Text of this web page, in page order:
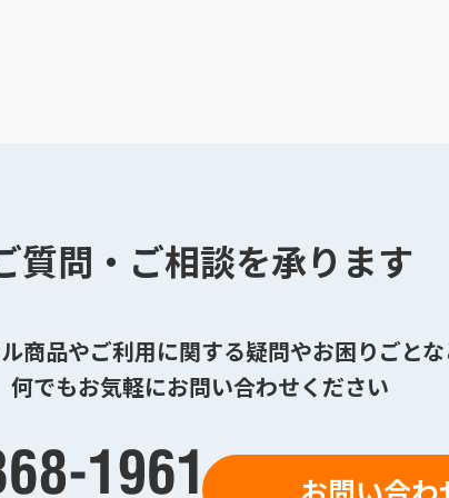
質問・ご相談を承ります
商品やご利用に関する疑問やお困りごと
何でもお気軽にお問い合わせください